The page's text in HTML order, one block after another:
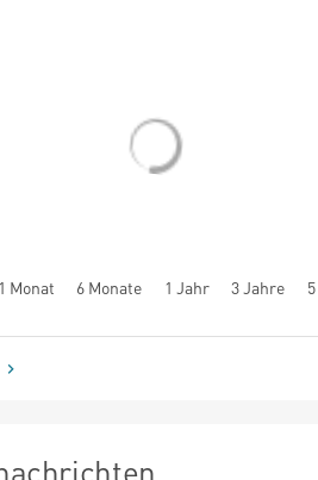
1 Monat 6 Monate 1 Jahr 3 Jahre